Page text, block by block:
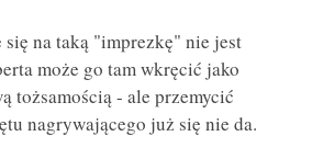
na taką "imprezkę" nie jest
może go tam wkręcić jako
tożsamością - ale przemycić
nagrywającego już się nie da.